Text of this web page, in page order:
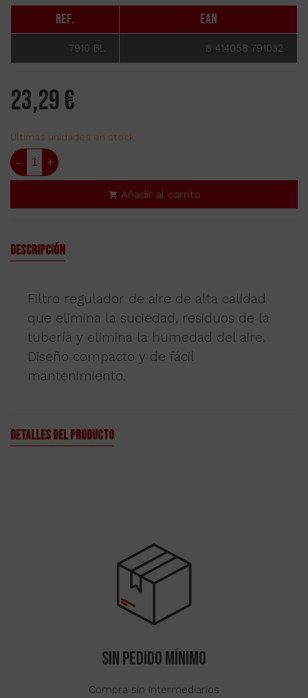
Ref. EAN
7910 BL 8 414058 791032
23,29 €
Últimas unidades en stock
- +
Añadir al carrito
Descripción
Filtro regulador de aire de alta calidad
que elimina la suciedad, residuos de la
tubería y elimina la humedad del aire.
Diseño compacto y de fácil
mantenimiento.
Detalles del producto
SIN Pedido mínimo
Compra sin intermediarios